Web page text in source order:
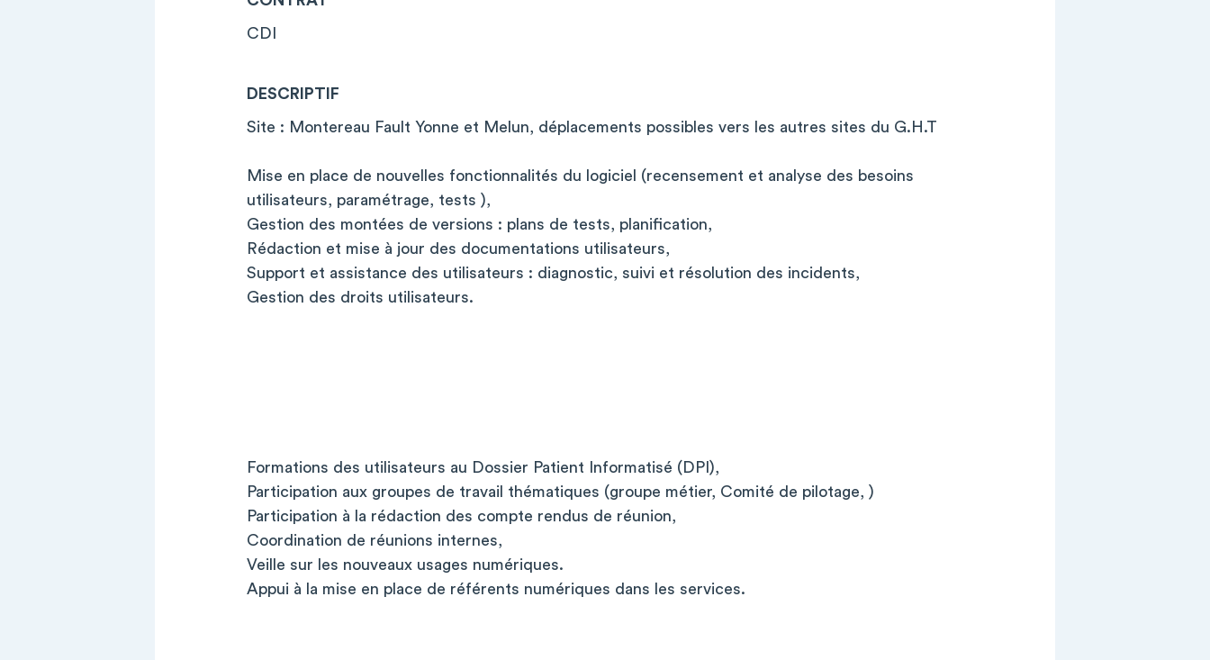
CDI
DESCRIPTIF
Site : Montereau Fault Yonne et Melun, déplacements possibles vers les autres sites du G.H.T
Mise en place de nouvelles fonctionnalités du logiciel (recensement et analyse des besoins
utilisateurs, paramétrage, tests ),
Gestion des montées de versions : plans de tests, planification,
Rédaction et mise à jour des documentations utilisateurs,
Support et assistance des utilisateurs : diagnostic, suivi et résolution des incidents,
Gestion des droits utilisateurs.
Formations des utilisateurs au Dossier Patient Informatisé (DPI),
Participation aux groupes de travail thématiques (groupe métier, Comité de pilotage, )
Participation à la rédaction des compte rendus de réunion,
Coordination de réunions internes,
Veille sur les nouveaux usages numériques.
Appui à la mise en place de référents numériques dans les services.